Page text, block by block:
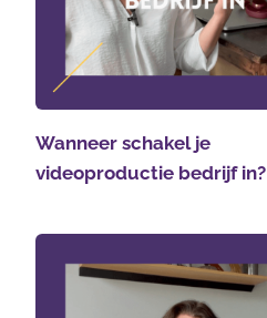
Wanneer schakel je
videoproductie bedrijf in?